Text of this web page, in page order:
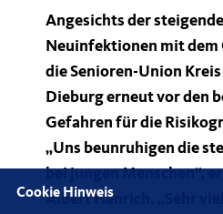
Angesichts der
Neuinfektionen mit
die Senioren-Union
Dieburg erneut vor den
Gefahren für die
Uns beunruhigen die
bei jungen Menschen“,
Albert Henrich. „Sehr
Cookie Hinweis